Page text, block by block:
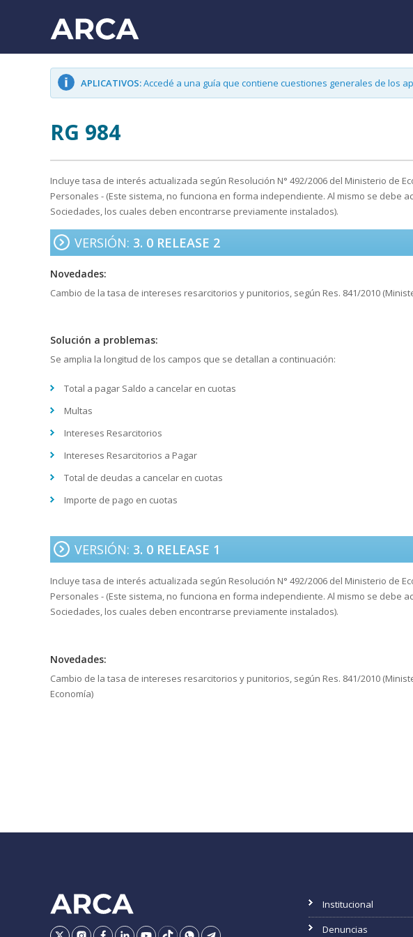
APLICATIVOS:Accedé a una guía que contiene cuestiones generales de los
RG 984
Incluye tasa de interés actualizada según Resolución N° 492/2006 del Ministerio de
Personales - (Este sistema, no funciona en forma independiente. Al mismo se debe
Sociedades, los cuales deben encontrarse previamente instalados).
VERSIÓN: 3. 0 RELEASE 2
Novedades:
Cambio de la tasa de intereses resarcitorios y punitorios, según Res. 841/2010
Solución a problemas:
Se amplia la longitud de los campos que se detallan a continuación:
Total a pagar Saldo a cancelar en cuotas
Multas
Intereses Resarcitorios
Intereses Resarcitorios a Pagar
Total de deudas a cancelar en cuotas
Importe de pago en cuotas
VERSIÓN: 3. 0 RELEASE 1
Incluye tasa de interés actualizada según Resolución N° 492/2006 del Ministerio de
Personales - (Este sistema, no funciona en forma independiente. Al mismo se debe
Sociedades, los cuales deben encontrarse previamente instalados).
Novedades:
Cambio de la tasa de intereses resarcitorios y punitorios, según Res. 841/2010
Economía)
Ir Conocer
VisitarDirigirme
NavegarNavegar
NavegarNavegar
Institucional
Denuncias